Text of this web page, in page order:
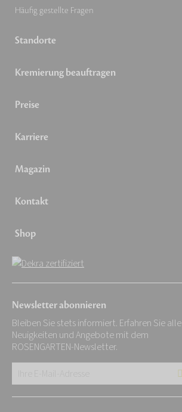
Häufig gestellte Fragen
Standorte
Kremierung beauftragen
Preise
Karriere
Magazin
Kontakt
Shop
Newsletter abonnieren
Bleiben Sie stets informiert. Erfahren Sie alle
Neuigkeiten und Angebote mit dem
ROSENGARTEN-Newsletter.
E-